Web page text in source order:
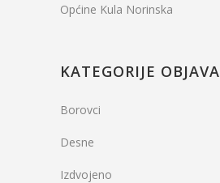
Općine Kula Norinska
KATEGORIJE OBJAVA
Borovci
Desne
Izdvojeno